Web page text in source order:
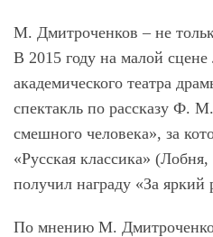
М. Дмитроченков – не
В 2015 году на малой сцене
академического театра
спектакль по рассказу Ф.
смешного человека», за
«Русская классика»
получил награду «За
По мнению М.